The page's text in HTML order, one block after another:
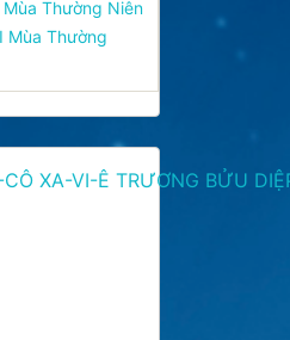
Thường Niên
Mùa Thường